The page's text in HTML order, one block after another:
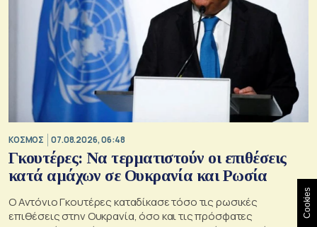
ΚΟΣΜΟΣ 07.08.2026, 06:48
Γκουτέρες: Να τερματιστούν οι επιθέσεις
κατά αμάχων σε Ουκρανία και Ρωσία
Ο Αντόνιο Γκουτέρες καταδίκασε τόσο τις ρωσικές
επιθέσεις στην Ουκρανία, όσο και τις πρόσφατες
Cookies